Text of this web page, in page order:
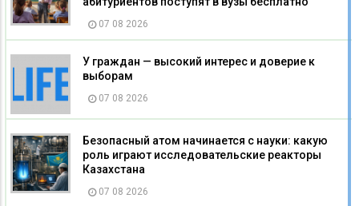
07 08 2026
У граждан — высокий интерес и доверие к
выборам
07 08 2026
Безопасный атом начинается с науки: какую
роль играют исследовательские реакторы
Казахстана
07 08 2026